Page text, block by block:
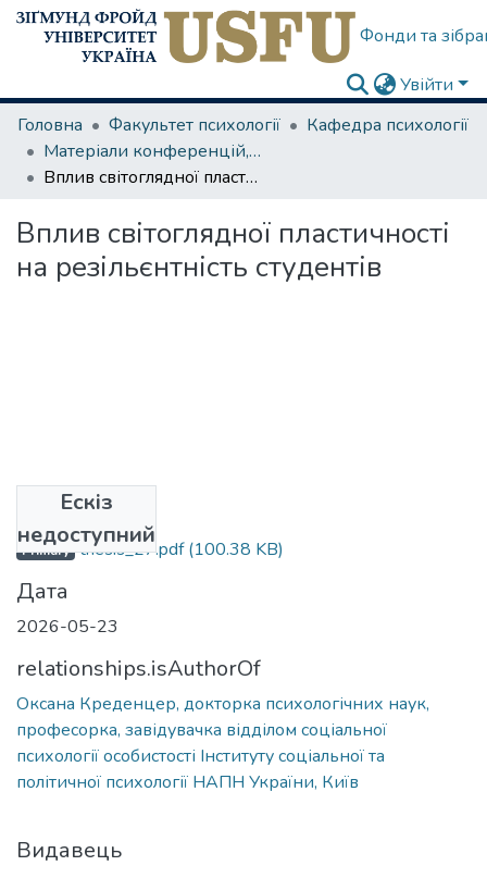
Фонди та
Увійти
Головна
Факультет психології
Кафедра психології
Матеріали конференцій, семінарів
Вплив світоглядної пластичності на резільєнтність студентів
Вплив світоглядної пластичності
на резільєнтність студентів
Ескіз
недоступний
Файли
Primary thesis_27.pdf(100.38 KB)
Дата
2026-05-23
relationships.isAuthorOf
Оксана Креденцер, докторка психологічних наук,
професорка, завідувачка відділом соціальної
психології особистості Інституту соціальної та
політичної психології НАПН України, Київ
Видавець